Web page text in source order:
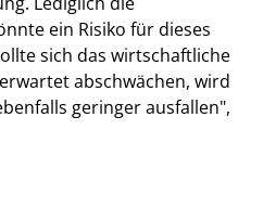
ein Risiko für dieses
sich das wirtschaftliche
abschwächen, wird
geringer ausfallen",